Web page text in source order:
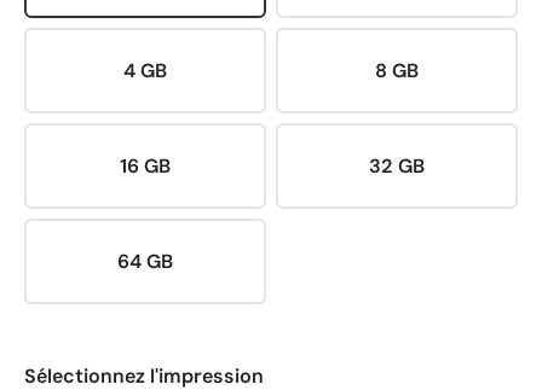
4 GB 8 GB
16 GB 32 GB
64 GB
Sélectionnez l'impression